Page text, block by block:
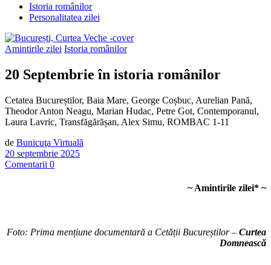
Istoria românilor
Personalitatea zilei
Amintirile zilei Istoria românilor
20 Septembrie în istoria românilor
Cetatea Bucureștilor, Baia Mare, George Coșbuc, Aurelian Pană,
Theodor Anton Neagu, Marian Hudac, Petre Got, Contemporanul,
Laura Lavric, Transfăgărășan, Alex Simu, ROMBAC 1-11
de Bunicuţa Virtuală
20 septembrie 2025
Comentarii 0
~ Amintirile zilei* ~
Foto: Prima mențiune documentară a Cetății Bucureștilor – Curtea
Domnească